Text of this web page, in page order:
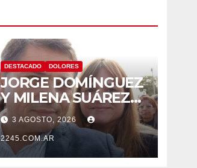
DESTACADO DOLORES
JORGE DOMÍNGUEZ
Y MILENA SUÁREZ
INTENSIFICAN LA
AGENDA
OPOSITORA EN
DOLORES CON UNA
3 AGOSTO, 2026
2245.COM.AR